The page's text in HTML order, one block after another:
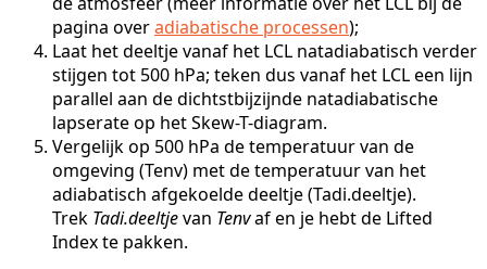
pagina overadiabatische processen);
Laat het deeltje vanaf het LCL natadiabatisch verder
stijgen tot 500 hPa; teken dus vanaf het LCL een lijn
parallel aan de dichtstbijzijnde natadiabatische
lapserate op het Skew-T-diagram.
Vergelijk op 500 hPa de temperatuur van de
omgeving (Tenv) met de temperatuur van het
adiabatisch afgekoelde deeltje (Tadi.deeltje).
Trek Tadi.deeltjevan Tenvaf en je hebt de Lifted
Index te pakken.